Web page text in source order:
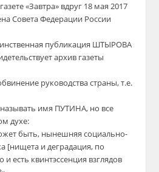
«Завтра» вдруг 18 мая 2017
Совета Федерации России
публикация ШТЫРОВА
архив газеты
руководства страны, т.е.
имя ПУТИНА, но все
духе:
быть, нынешняя социально-
[нищета и деградация, по
есть квинтэссенция взглядов